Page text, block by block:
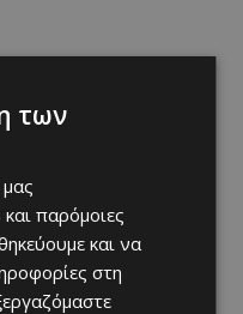
των
μας
παρόμοιες
και να
στη